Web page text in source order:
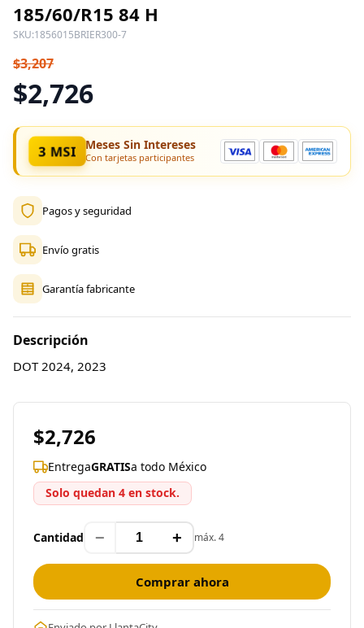
185/60/R15 84 H
SKU:1856015BRIER300-7
$3,207
$2,726
3 MSI Meses Sin Intereses
Con tarjetas participantes
Pagos y seguridad
Envío gratis
Garantía fabricante
Descripción
DOT 2024, 2023
$2,726
EntregaGRATISa todo México
Solo quedan 4 en stock.
Cantidad − + máx. 4
Comprar ahora